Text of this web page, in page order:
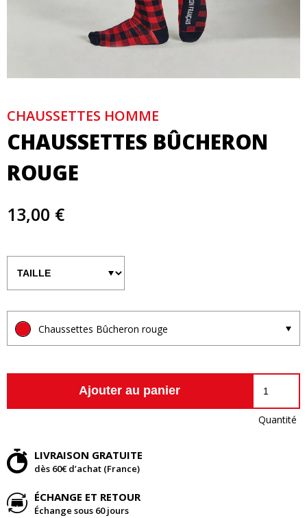
CHAUSSETTES HOMME
CHAUSSETTES BÛCHERON
ROUGE
13,00 €
Chaussettes Bûcheron rouge
Ajouter au panier
Quantité
LIVRAISON GRATUITE
dès 60€ d’achat (France)
ÉCHANGE ET RETOUR
Échange sous 60 jours